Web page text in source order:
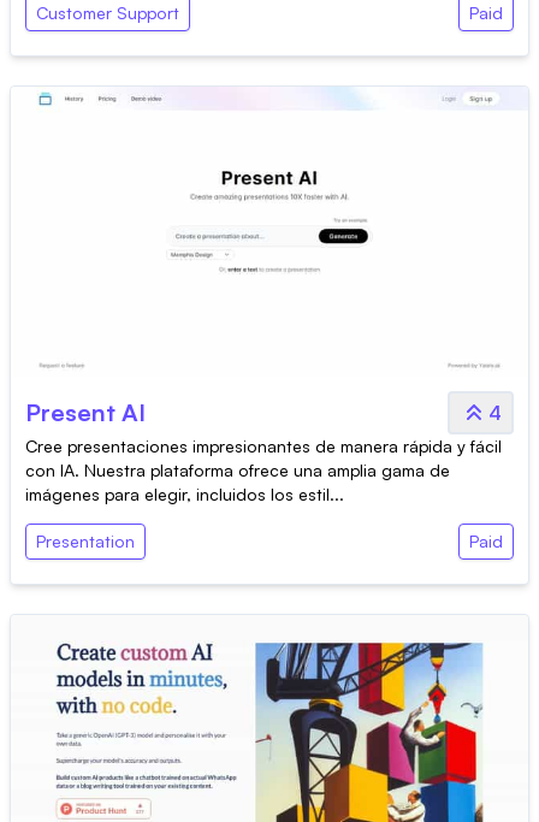
Customer Support Paid
Present AI 4
Cree presentaciones impresionantes de manera rápida y fácil
con IA. Nuestra plataforma ofrece una amplia gama de
imágenes para elegir, incluidos los estil...
Presentation Paid